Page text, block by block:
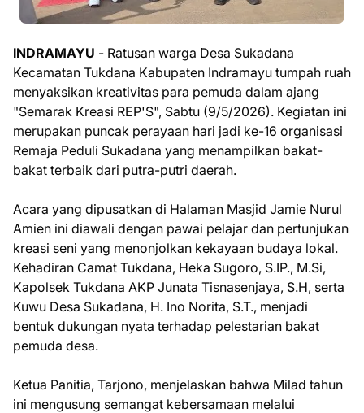
INDRAMAYU - Ratusan warga Desa Sukadana
Kecamatan Tukdana Kabupaten Indramayu tumpah ruah
menyaksikan kreativitas para pemuda dalam ajang
"Semarak Kreasi REP'S", Sabtu (9/5/2026). Kegiatan ini
merupakan puncak perayaan hari jadi ke-16 organisasi
Remaja Peduli Sukadana yang menampilkan bakat-
bakat terbaik dari putra-putri daerah.
Acara yang dipusatkan di Halaman Masjid Jamie Nurul
Amien ini diawali dengan pawai pelajar dan pertunjukan
kreasi seni yang menonjolkan kekayaan budaya lokal.
Kehadiran Camat Tukdana, Heka Sugoro, S.IP., M.Si,
Kapolsek Tukdana AKP Junata Tisnasenjaya, S.H, serta
Kuwu Desa Sukadana, H. Ino Norita, S.T., menjadi
bentuk dukungan nyata terhadap pelestarian bakat
pemuda desa.
Ketua Panitia, Tarjono, menjelaskan bahwa Milad tahun
ini mengusung semangat kebersamaan melalui